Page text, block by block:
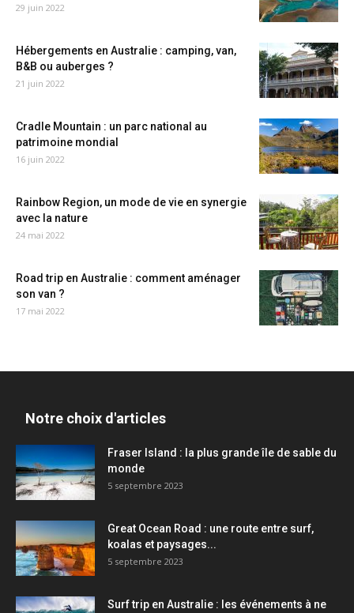
29 juin 2022
Hébergements en Australie : camping, van,
B&B ou auberges ?
21 juin 2022
Cradle Mountain : un parc national au
patrimoine mondial
16 juin 2022
Rainbow Region, un mode de vie en synergie
avec la nature
24 mai 2022
Road trip en Australie : comment aménager
son van ?
17 mai 2022
Notre choix d'articles
Fraser Island : la plus grande île de sable du
monde
5 septembre 2023
Great Ocean Road : une route entre surf,
koalas et paysages...
5 septembre 2023
Surf trip en Australie : les événements à ne